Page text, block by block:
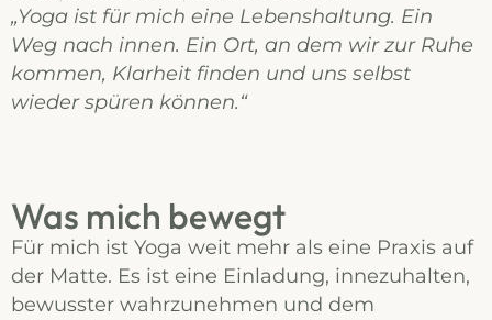
„Yoga ist für mich eine Lebenshaltung. Ein
Weg nach innen. Ein Ort, an dem wir zur Ruhe
kommen, Klarheit finden und uns selbst
wieder spüren können.“
Was mich bewegt
Für mich ist Yoga weit mehr als eine Praxis auf
der Matte. Es ist eine Einladung, innezuhalten,
bewusster wahrzunehmen und dem